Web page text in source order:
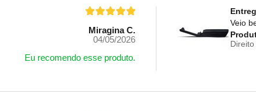
Miragina C.
04/05/2026
Eu recomendo esse produto.
Veio
Direito